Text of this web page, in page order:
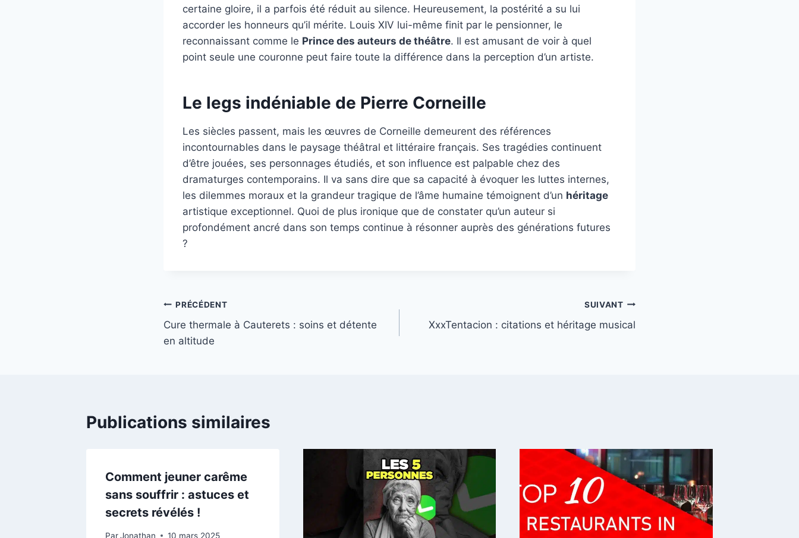
certaine gloire, il a parfois été réduit au silence. Heureusement, la postérité a su lui
accorder les honneurs qu’il mérite. Louis XIV lui-même finit par le pensionner, le
reconnaissant comme le Prince des auteurs de théâtre. Il est amusant de voir à quel
point seule une couronne peut faire toute la différence dans la perception d’un artiste.
Le legs indéniable de Pierre Corneille
Les siècles passent, mais les œuvres de Corneille demeurent des références
incontournables dans le paysage théâtral et littéraire français. Ses tragédies continuent
d’être jouées, ses personnages étudiés, et son influence est palpable chez des
dramaturges contemporains. Il va sans dire que sa capacité à évoquer les luttes internes,
les dilemmes moraux et la grandeur tragique de l’âme humaine témoignent d’un héritage
artistique exceptionnel. Quoi de plus ironique que de constater qu’un auteur si
profondément ancré dans son temps continue à résonner auprès des générations futures
?
Navigation
de
PRÉCÉDENT
Cure thermale à Cauterets : soins et détente
en altitude
SUIVANT
XxxTentacion : citations et héritage musical
Publications similaires
Comment jeuner carême
sans souffrir : astuces et
secrets révélés !
ParJonathan 10 mars 2025